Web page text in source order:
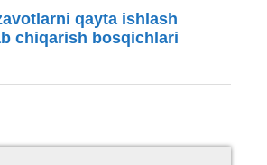
qayta ishlash
chiqarish bosqichlari